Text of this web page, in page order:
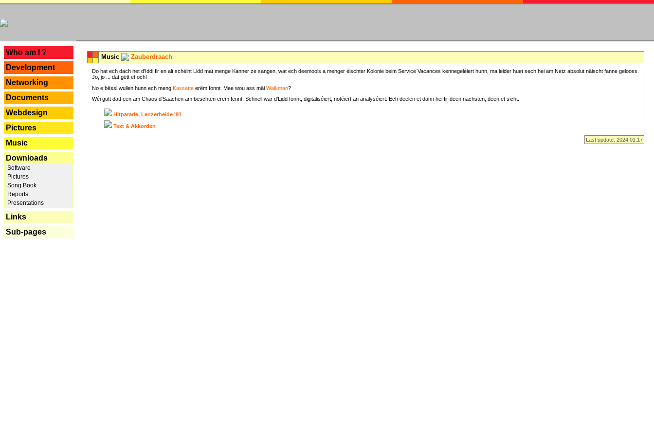
Who am I ?
Development
Networking
Documents
Webdesign
Pictures
Music
Downloads
Software
Pictures
Song Book
Reports
Presentations
Links
Sub-pages
Music Zauberdraach
Do hat ech dach net d'Iddi fir en alt schéint Lidd mat menge Kanner ze sangen, wat ech deemools a menger éischter Kolonie beim Service Vacances kennegeléiert hunn, ma leider huet sech hei am Netz absolut näischt fanne gelooss.
Jo, jo ... dat gëtt et och!
No e bëssi wullen hunn ech meng Kassette erëm fonnt. Mee wou ass mäi Walkman?
Wéi gutt datt een am Chaos d'Saachen am beschten erëm fënnt. Schnell war d'Lidd fonnt, digitaliséiert, notéiert an analyséiert. Ech deelen et dann hei fir deen nächsten, deen et sicht.
Hitparade, Lenzerheide '91
Text & Akkorden
Last update: 2024.01.17